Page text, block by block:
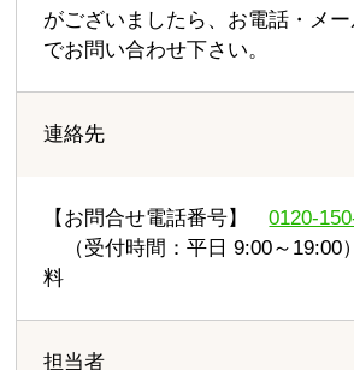
がございましたら、お電話・メ
でお問い合わせ下さい。
連絡先
【お問合せ電話番号】0120-
（受付時間：平日 9:00～
料
担当者